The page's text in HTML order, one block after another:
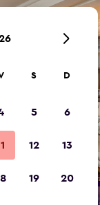
S D
5 6
12 13
19 20